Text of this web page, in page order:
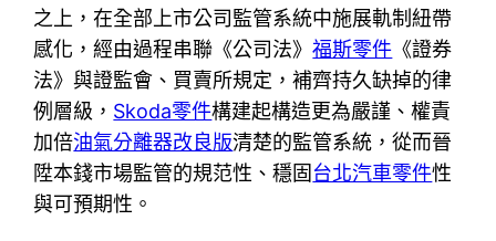
之上，在全部上市公司監管系統中施展軌制紐帶
感化，經由過程串聯《公司法》福斯零件 《證券
法》與證監會、買賣所規定，補齊持久缺掉的律
例層級， Skoda零件構建起構造更為嚴謹、權責
加倍油氣分離器改良版清楚的監管系統，從而晉
陞本錢市場監管的規范性、穩固 台北汽車零件性
與可預期性。